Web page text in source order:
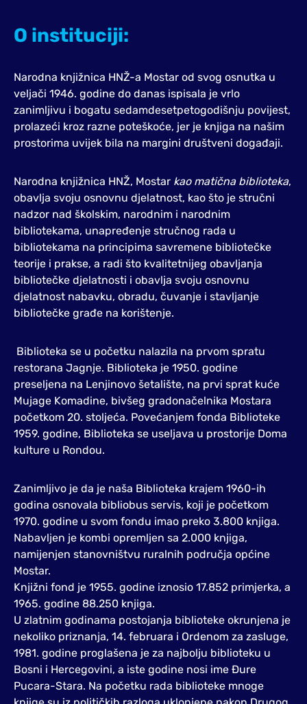
O instituciji:
Narodna knjižnica HNŽ-a Mostar od svog osnutka u
veljači 1946. godine do danas ispisala je vrlo
zanimljivu i bogatu sedamdesetpetogodišnju povijest,
prolazeći kroz razne poteškoće, jer je knjiga na našim
prostorima uvijek bila na margini društveni događaji.
Narodna knjižnica HNŽ, Mostar kao matična biblioteka,
obavlja svoju osnovnu djelatnost, kao što je stručni
nadzor nad školskim, narodnim i narodnim
bibliotekama, unapređenje stručnog rada u
bibliotekama na principima savremene bibliotečke
teorije i prakse, a radi što kvalitetnijeg obavljanja
bibliotečke djelatnosti i obavlja svoju osnovnu
djelatnost nabavku, obradu, čuvanje i stavljanje
bibliotečke građe na korištenje.
Biblioteka se u početku nalazila na prvom spratu
restorana Jagnje. Biblioteka je 1950. godine
preseljena na Lenjinovo šetalište, na prvi sprat kuće
Mujage Komadine, bivšeg gradonačelnika Mostara
početkom 20. stoljeća. Povećanjem fonda Biblioteke
1959. godine, Biblioteka se useljava u prostorije Doma
kulture u Rondou.
Zanimljivo je da je naša Biblioteka krajem 1960-ih
godina osnovala bibliobus servis, koji je početkom
1970. godine u svom fondu imao preko 3.800 knjiga.
Nabavljen je kombi opremljen sa 2.000 knjiga,
namijenjen stanovništvu ruralnih područja općine
Mostar.
Knjižni fond je 1955. godine iznosio 17.852 primjerka, a
1965. godine 88.250 knjiga.
U zlatnim godinama postojanja biblioteke okrunjena je
nekoliko priznanja, 14. februara i Ordenom za zasluge,
1981. godine proglašena je za najbolju biblioteku u
Bosni i Hercegovini, a iste godine nosi ime Đure
Pucara-Stara. Na početku rada biblioteke mnoge